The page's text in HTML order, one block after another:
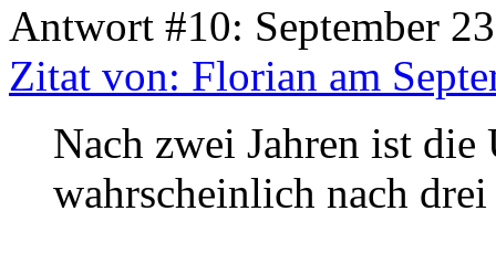
Antwort #10: September
Zitat von: Florian am
Nach zwei Jahren ist
wahrscheinlich nach